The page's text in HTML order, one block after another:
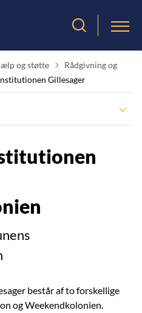
og støtte Tilbage til
Rådgivning og
Gillesager
består af to forskellige
og Weekendkolonien.